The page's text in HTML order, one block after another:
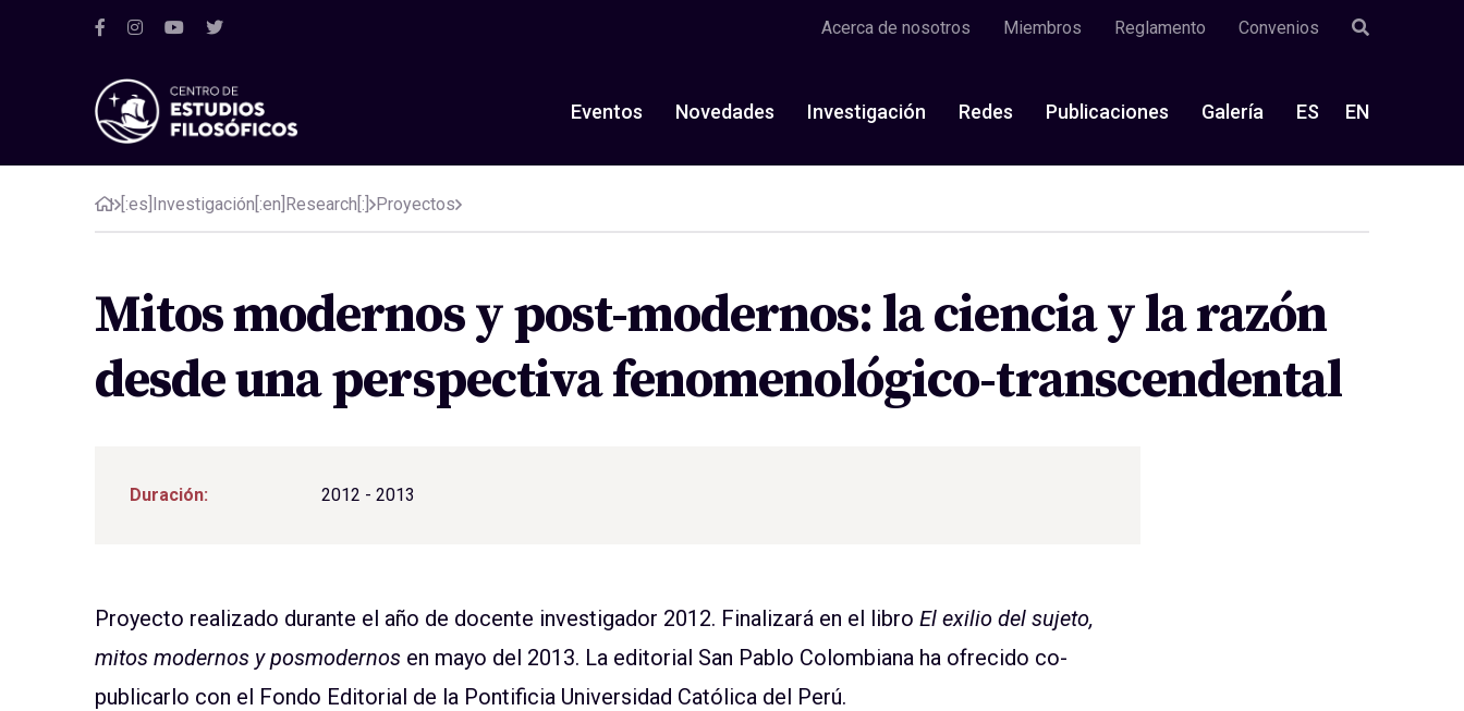
Acerca de nosotros Miembros Reglamento Convenios
Eventos Novedades Investigación Redes Publicaciones Galería ES EN
[:es]Investigación[:en]Research[:] Proyectos
Mitos modernos y post-modernos: la ciencia y la razón
desde una perspectiva fenomenológico-transcendental
Duración: 2012 - 2013
Proyecto realizado durante el año de docente investigador 2012. Finalizará en el libro El exilio del sujeto,
mitos modernos y posmodernos en mayo del 2013. La editorial San Pablo Colombiana ha ofrecido co-
publicarlo con el Fondo Editorial de la Pontificia Universidad Católica del Perú.